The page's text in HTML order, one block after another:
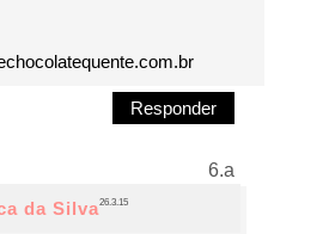
Responder
da Silva26.3.15